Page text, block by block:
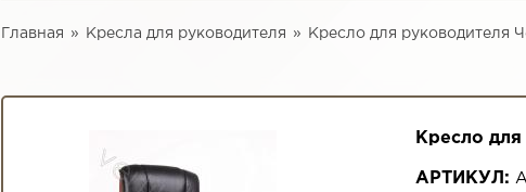
Главная Кресла для руководителя Кресло для руководителя
Кресло
АРТИКУЛ: